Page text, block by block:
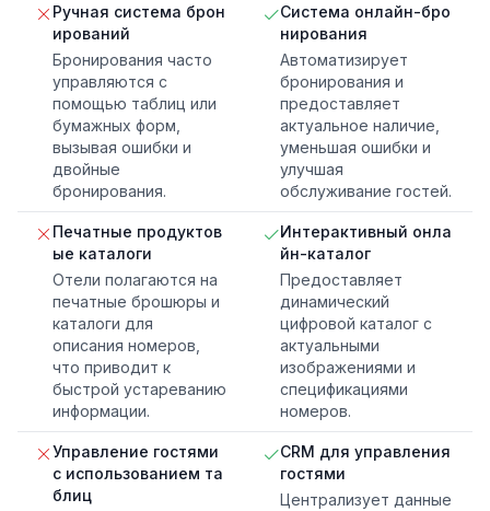
Ручная система брон
ирований
Бронирования часто
управляются с
помощью таблиц или
бумажных форм,
вызывая ошибки и
двойные
бронирования.
Система онлайн-бро
нирования
Автоматизирует
бронирования и
предоставляет
актуальное наличие,
уменьшая ошибки и
улучшая
обслуживание гостей.
Печатные продуктов
ые каталоги
Отели полагаются на
печатные брошюры и
каталоги для
описания номеров,
что приводит к
быстрой устареванию
информации.
Интерактивный онла
йн-каталог
Предоставляет
динамический
цифровой каталог с
актуальными
изображениями и
спецификациями
номеров.
Управление гостями
с использованием та
блиц
CRM для управления
гостями
Централизует данные